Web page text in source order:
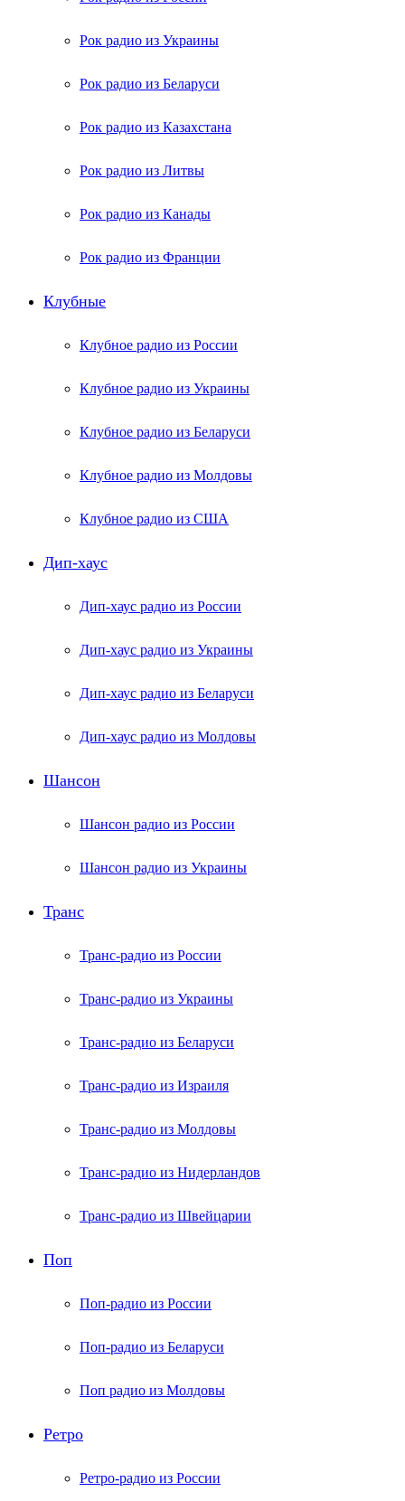
Рок радио из Украины
Рок радио из Беларуси
Рок радио из Казахстана
Рок радио из Литвы
Рок радио из Канады
Рок радио из Франции
Клубные
Клубное радио из России
Клубное радио из Украины
Клубное радио из Беларуси
Клубное радио из Молдовы
Клубное радио из США
Дип-хаус
Дип-хаус радио из России
Дип-хаус радио из Украины
Дип-хаус радио из Беларуси
Дип-хаус радио из Молдовы
Шансон
Шансон радио из России
Шансон радио из Украины
Транс
Транс-радио из России
Транс-радио из Украины
Транс-радио из Беларуси
Транс-радио из Израиля
Транс-радио из Молдовы
Транс-радио из Нидерландов
Транс-радио из Швейцарии
Поп
Поп-радио из России
Поп-радио из Беларуси
Поп радио из Молдовы
Ретро
Ретро-радио из России